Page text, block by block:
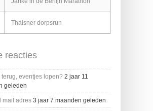
Thaisner dorpsrun
reacties
terug, eventjes lopen? 2 jaar 11
geleden
mail adres 3 jaar 7 maanden geleden